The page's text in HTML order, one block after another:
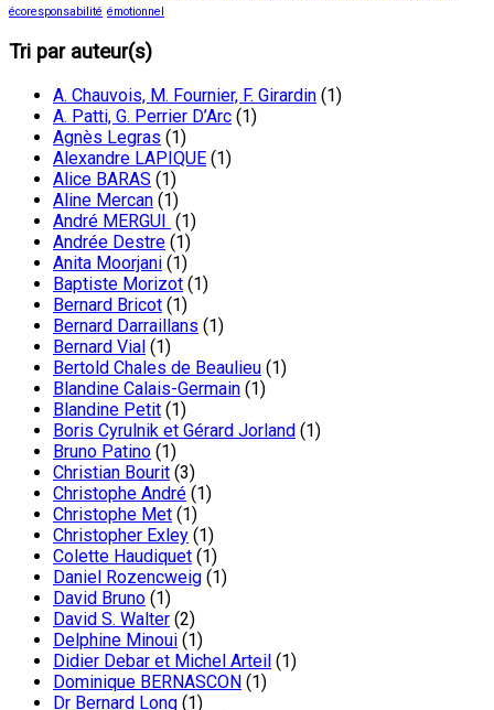
écoresponsabilité émotionnel
Tri par auteur(s)
A. Chauvois, M. Fournier, F. Girardin (1)
A. Patti, G. Perrier D’Arc (1)
Agnès Legras (1)
Alexandre LAPIQUE (1)
Alice BARAS (1)
Aline Mercan (1)
André MERGUI (1)
Andrée Destre (1)
Anita Moorjani (1)
Baptiste Morizot (1)
Bernard Bricot (1)
Bernard Darraillans (1)
Bernard Vial (1)
Bertold Chales de Beaulieu (1)
Blandine Calais-Germain (1)
Blandine Petit (1)
Boris Cyrulnik et Gérard Jorland (1)
Bruno Patino (1)
Christian Bourit (3)
Christophe André (1)
Christophe Met (1)
Christopher Exley (1)
Colette Haudiquet (1)
Daniel Rozencweig (1)
David Bruno (1)
David S. Walter (2)
Delphine Minoui (1)
Didier Debar et Michel Arteil (1)
Dominique BERNASCON (1)
Dr Bernard Long (1)